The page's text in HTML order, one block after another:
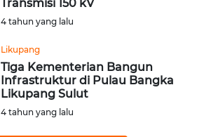
Transmisi 150 kV
4 tahun yang lalu
Likupang
Tiga Kementerian Bangun
Infrastruktur di Pulau Bangka
Likupang Sulut
4 tahun yang lalu